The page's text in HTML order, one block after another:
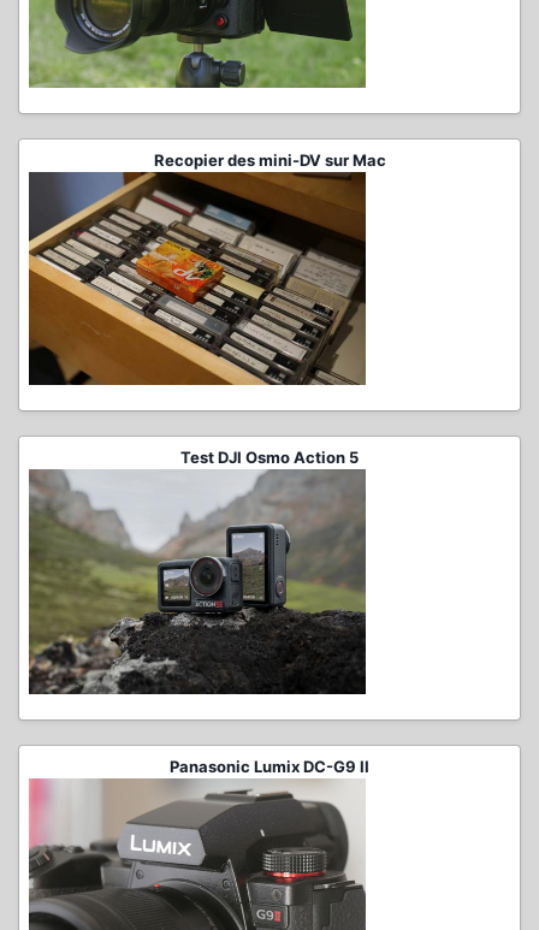
Recopier des mini-DV sur Mac
Test DJI Osmo Action 5
Panasonic Lumix DC-G9 II